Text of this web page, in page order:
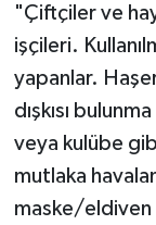
"Çiftçiler ve
işçileri.
yapanlar.
dışkısı
veya kulübe
mutlaka
maske/eldiven